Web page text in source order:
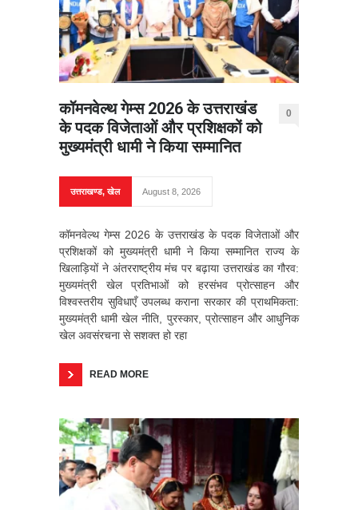
कॉमनवेल्थ गेम्स 2026 के उत्तराखंड
के पदक विजेताओं और प्रशिक्षकों को
मुख्यमंत्री धामी ने किया सम्मानित
0
उत्तराखण्ड,खेल August 8, 2026
कॉमनवेल्थ गेम्स 2026 के उत्तराखंड के पदक विजेताओं और
प्रशिक्षकों को मुख्यमंत्री धामी ने किया सम्मानित राज्य के
खिलाड़ियों ने अंतरराष्ट्रीय मंच पर बढ़ाया उत्तराखंड का गौरव:
मुख्यमंत्री खेल प्रतिभाओं को हरसंभव प्रोत्साहन और
विश्वस्तरीय सुविधाएँ उपलब्ध कराना सरकार की प्राथमिकता:
मुख्यमंत्री धामी खेल नीति, पुरस्कार, प्रोत्साहन और आधुनिक
खेल अवसंरचना से सशक्त हो रहा
READ MORE